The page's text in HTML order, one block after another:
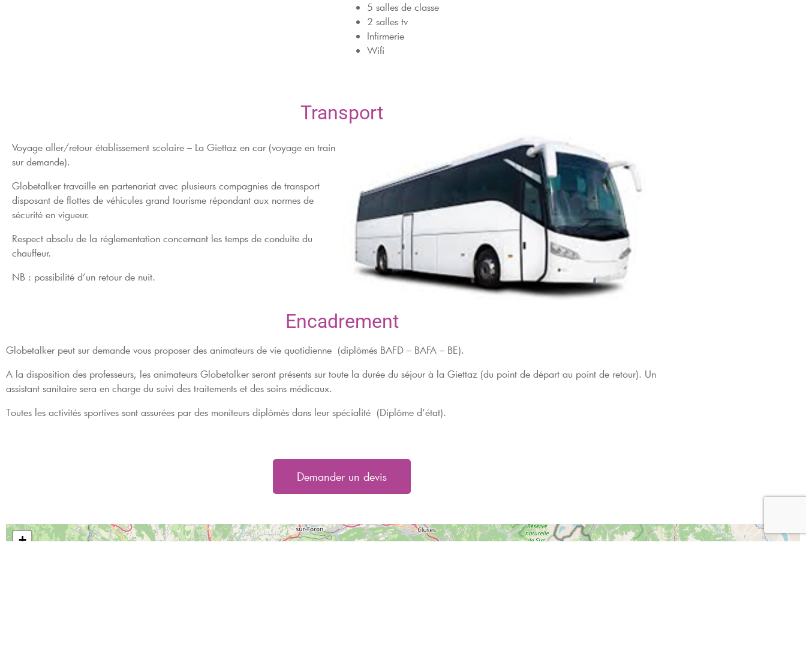
5 salles de classe
2 salles tv
Infirmerie
Wifi
Transport
Voyage aller/retour établissement scolaire – La Giettaz en car (voyage en train
sur demande).
Globetalker travaille en partenariat avec plusieurs compagnies de transport
disposant de flottes de véhicules grand tourisme répondant aux normes de
sécurité en vigueur.
Respect absolu de la réglementation concernant les temps de conduite du
chauffeur.
NB : possibilité d’un retour de nuit.
Encadrement
Globetalker peut sur demande vous proposer des animateurs de vie quotidienne (diplômés BAFD – BAFA – BE).
A la disposition des professeurs, les animateurs Globetalker seront présents sur toute la durée du séjour à la Giettaz (du point de départ au point de retour). Un
assistant sanitaire sera en charge du suivi des traitements et des soins médicaux.
Toutes les activités sportives sont assurées par des moniteurs diplômés dans leur spécialité (Diplôme d’état).
Demander un devis
+